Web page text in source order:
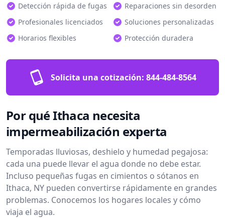
Detección rápida de fugas
Reparaciones sin desorden
Profesionales licenciados
Soluciones personalizadas
Horarios flexibles
Protección duradera
Solicita una cotización: 844-484-8564
Por qué Ithaca necesita
impermeabilización experta
Temporadas lluviosas, deshielo y humedad pegajosa:
cada una puede llevar el agua donde no debe estar.
Incluso pequeñas fugas en cimientos o sótanos en
Ithaca, NY pueden convertirse rápidamente en grandes
problemas. Conocemos los hogares locales y cómo
viaja el agua.